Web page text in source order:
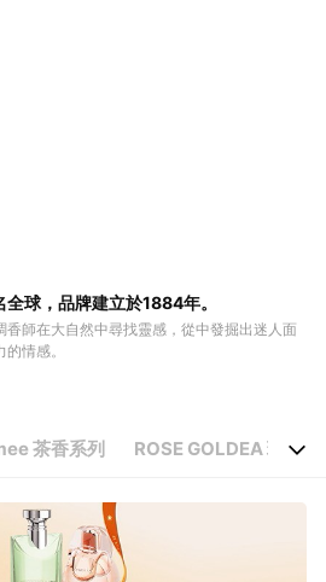
球，品牌建立於1884年。
師在大自然中尋找靈感，從中發掘出迷人面
情感。
茶香系列 ROSE GOLDEA 玫香系
Parfumee 茶香系列